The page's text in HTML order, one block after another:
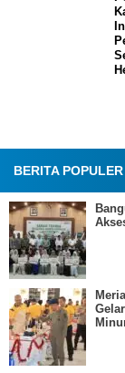
BERITA POPULER